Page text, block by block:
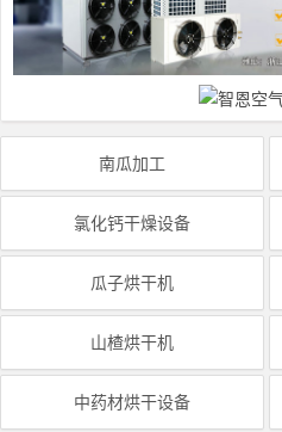
南瓜加工
氯化钙干燥设备
瓜子烘干机
山楂烘干机
中药材烘干设备